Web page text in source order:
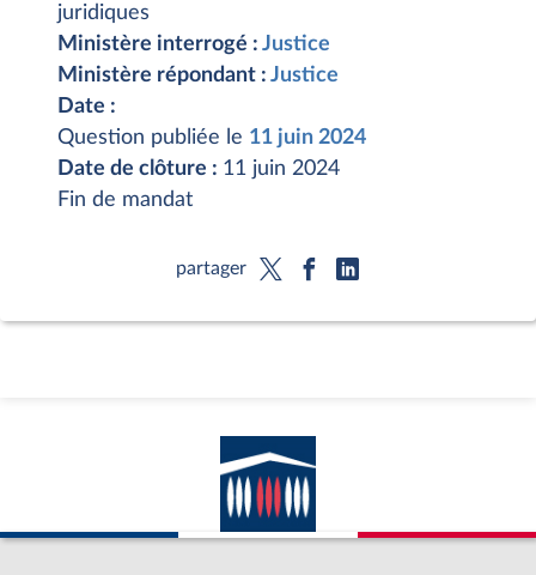
juridiques
Ministère interrogé : Justice
Ministère répondant : Justice
Date :
Question publiée le 11 juin 2024
Date de clôture : 11 juin 2024
Fin de mandat
partager